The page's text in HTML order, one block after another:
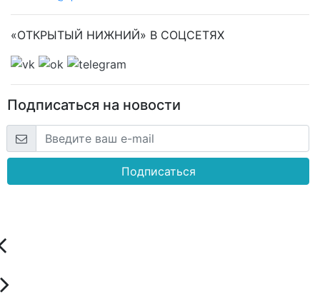
«ОТКРЫТЫЙ НИЖНИЙ» В СОЦСЕТЯХ
Подписаться на новости
Подписаться